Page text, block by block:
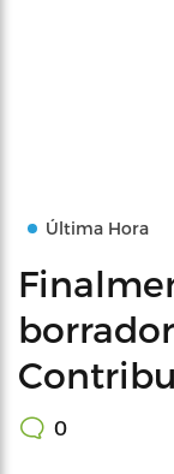
Última Hora
0